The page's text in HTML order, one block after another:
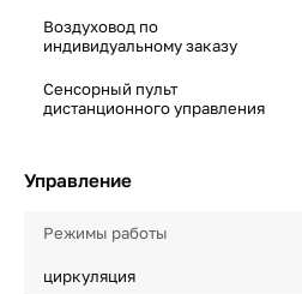
Воздуховод по
индивидуальному заказу
Сенсорный пульт
дистанционного управления
Управление
Режимы работы
циркуляция